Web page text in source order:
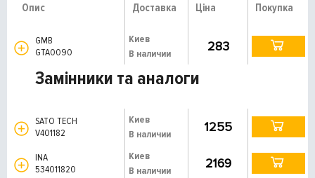
Опис Доставка Ціна Покупка
GMB
GTA0090
Киев
В наличии
283
Замінники та аналоги
SATO TECH
V401182
Киев
В наличии
1255
INA
534011820
Киев
В наличии
2169